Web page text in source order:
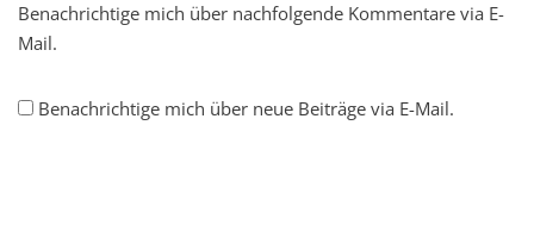
Benachrichtige mich über nachfolgende Kommentare via E-
Mail.
Benachrichtige mich über neue Beiträge via E-Mail.